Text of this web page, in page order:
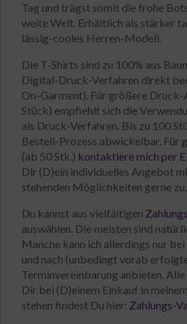
Tag und trägst somit die frohe
weite Welt. Erhältlich als stärker
lässig-cooles Herren-Modell.
Die T-Shirts sind zu 100% aus
Digital-Druck-Verfahren direkt
On-Garment). Für größere Druck-
Stück) empfiehlt sich die
als Druck-Verfahren. Bis zu 100
Bestell-Prozess abwickelbar. Für
(ab 50 Stk.) kontaktiere mich per
Dir (D)ein individuelles Angebot
stehenden Möglichkeiten gerne zu.
Du kannst aus vielfältigen
auswählen. Die meisten sind
Manche kann ich allerdings nur
und nach (unbedingt vorab
Terminvereinbarung anbieten.
Dir bei (D)einem Einkauf in
stehen findest Du hier: Zahlungs-